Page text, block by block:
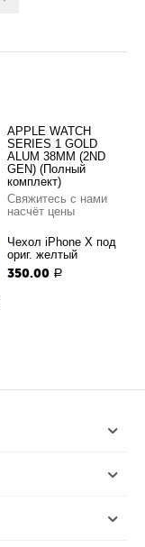
APPLE WATCH
SERIES 1 GOLD
ALUM 38MM (2ND
GEN) (Полный
комплект)
Свяжитесь с нами
насчёт цены
Чехол iPhone X под
ориг. желтый
350.00 Р